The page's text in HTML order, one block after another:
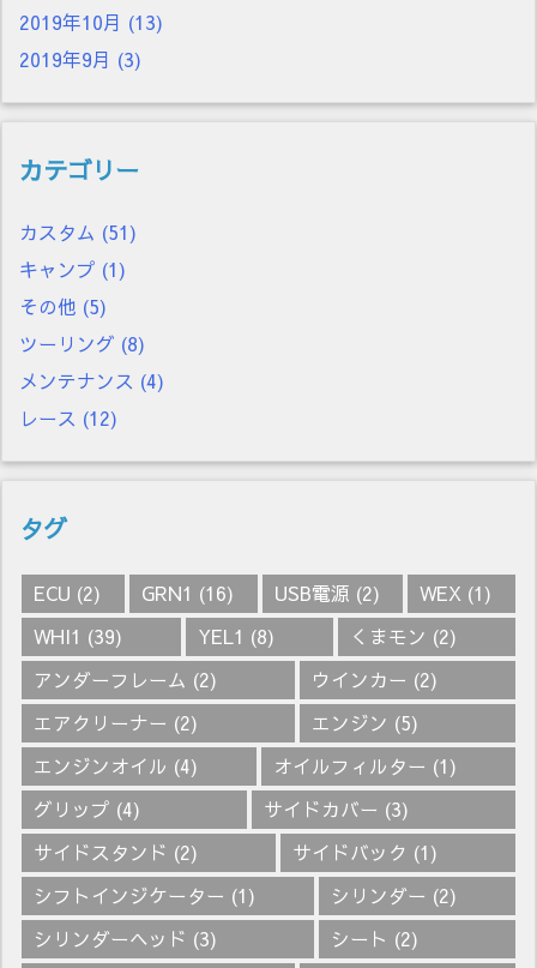
2019年10月 (13)
2019年9月 (3)
カテゴリー
カスタム (51)
キャンプ (1)
その他 (5)
ツーリング (8)
メンテナンス (4)
レース (12)
タグ
ECU (2) GRN1 (16) USB電源 (2) WEX (1)
WHI1 (39) YEL1 (8) くまモン (2)
アンダーフレーム (2) ウインカー (2)
エアクリーナー (2) エンジン (5)
エンジンオイル (4) オイルフィルター (1)
グリップ (4) サイドカバー (3)
サイドスタンド (2) サイドバック (1)
シフトインジケーター (1) シリンダー (2)
シリンダーヘッド (3) シート (2)